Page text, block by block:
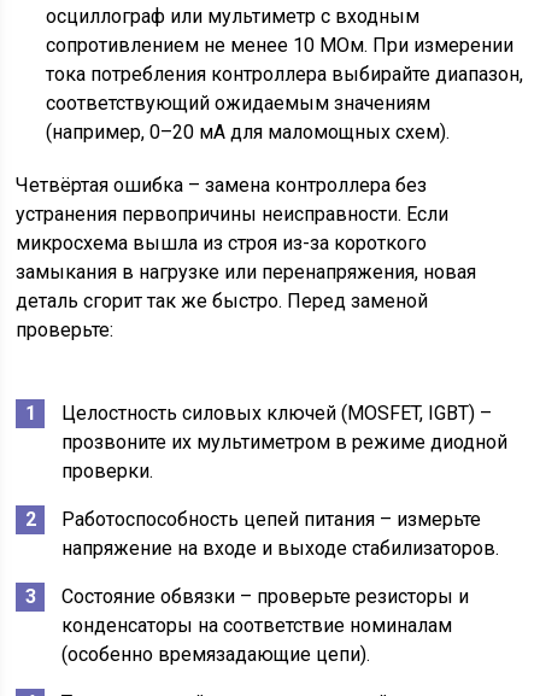
осциллограф или мультиметр с входным
сопротивлением не менее 10 МОм. При измерении
тока потребления контроллера выбирайте диапазон,
соответствующий ожидаемым значениям
(например, 0–20 мА для маломощных схем).
Четвёртая ошибка – замена контроллера без
устранения первопричины неисправности. Если
микросхема вышла из строя из-за короткого
замыкания в нагрузке или перенапряжения, новая
деталь сгорит так же быстро. Перед заменой
проверьте:
Целостность силовых ключей (MOSFET, IGBT) –
прозвоните их мультиметром в режиме диодной
проверки.
Работоспособность цепей питания – измерьте
напряжение на входе и выходе стабилизаторов.
Состояние обвязки – проверьте резисторы и
конденсаторы на соответствие номиналам
(особенно времязадающие цепи).